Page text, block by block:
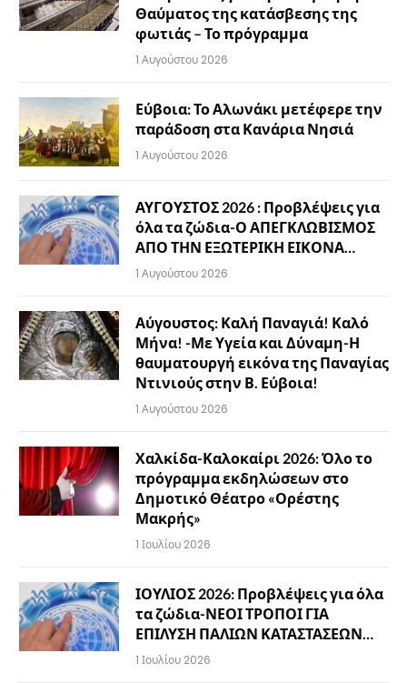
Θαύματος της κατάσβεσης της
φωτιάς – Το πρόγραμμα
1 Αυγούστου 2026
Εύβοια: Το Αλωνάκι μετέφερε την
παράδοση στα Κανάρια Νησιά
1 Αυγούστου 2026
ΑΥΓΟΥΣΤΟΣ 2026 : Προβλέψεις για
όλα τα ζώδια-Ο ΑΠΕΓΚΛΩΒΙΣΜΟΣ
ΑΠΟ ΤΗΝ ΕΞΩΤΕΡΙΚΗ ΕΙΚΟΝΑ…
1 Αυγούστου 2026
Αύγουστος: Καλή Παναγιά! Καλό
Μήνα! -Με Υγεία και Δύναμη-Η
θαυματουργή εικόνα της Παναγίας
Ντινιούς στην Β. Εύβοια!
1 Αυγούστου 2026
Χαλκίδα-Καλοκαίρι 2026: Όλο το
πρόγραμμα εκδηλώσεων στο
Δημοτικό Θέατρο «Ορέστης
Μακρής»
1 Ιουλίου 2026
ΙΟΥΛΙΟΣ 2026: Προβλέψεις για όλα
τα ζώδια-ΝΕΟΙ ΤΡΟΠΟΙ ΓΙΑ
ΕΠΙΛΥΣΗ ΠΑΛΙΩΝ ΚΑΤΑΣΤΑΣΕΩΝ…
1 Ιουλίου 2026